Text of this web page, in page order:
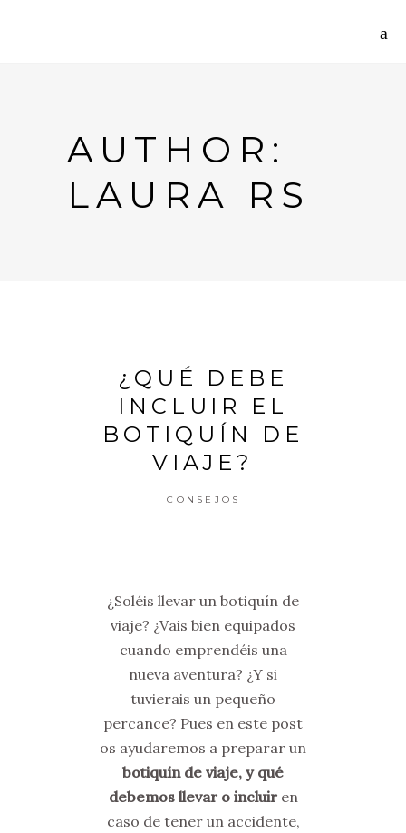
AUTHOR:
LAURA RS
¿QUÉ DEBE
INCLUIR EL
BOTIQUÍN DE
VIAJE?
CONSEJOS
¿Soléis llevar un botiquín de
viaje? ¿Vais bien equipados
cuando emprendéis una
nueva aventura? ¿Y si
tuvierais un pequeño
percance? Pues en este post
os ayudaremos a preparar un
botiquín de viaje, y qué
debemos llevar o incluiren
caso de tener un accidente,